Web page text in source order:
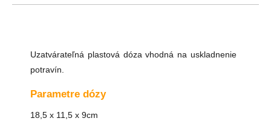
Uzatvárateľná plastová dóza vhodná na uskladnenie
potravín.
Parametre dózy
18,5 x 11,5 x 9cm